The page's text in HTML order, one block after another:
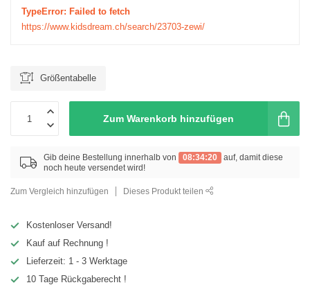
TypeError: Failed to fetch
https://www.kidsdream.ch/search/23703-zewi/
Größentabelle
Zum Warenkorb hinzufügen
Gib deine Bestellung innerhalb von 08:34:20
auf, damit diese
noch heute versendet wird!
Zum Vergleich hinzufügen Dieses Produkt teilen
Kostenloser Versand!
Kauf auf Rechnung !
Lieferzeit: 1 - 3 Werktage
10 Tage Rückgaberecht !